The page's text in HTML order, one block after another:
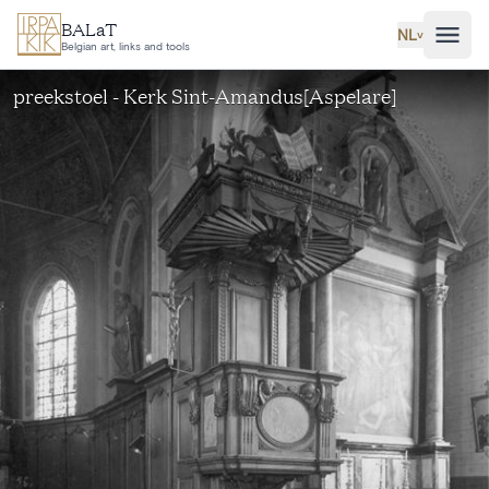
Ga naar hoofdinhoud
BALaT
Belgian art, links and tools
NL˅
preekstoel - Kerk Sint-Amandus[Aspelare]